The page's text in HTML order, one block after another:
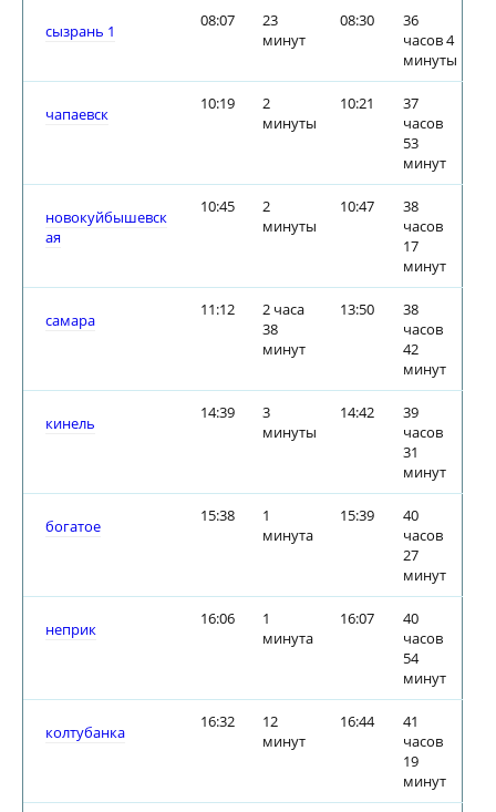
сызрань 1
08:07
23
минут
08:30
36
часов 4
минуты
чапаевск
10:19
2
минуты
10:21
37
часов
53
минут
новокуйбышевск
ая
10:45
2
минуты
10:47
38
часов
17
минут
самара
11:12
2 часа
38
минут
13:50
38
часов
42
минут
кинель
14:39
3
минуты
14:42
39
часов
31
минут
богатое
15:38
1
минута
15:39
40
часов
27
минут
неприк
16:06
1
минута
16:07
40
часов
54
минут
колтубанка
16:32
12
минут
16:44
41
часов
19
минут